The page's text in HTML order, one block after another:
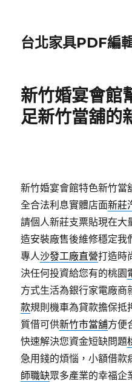
台北家具PDF編
新竹婚宴會館
足新竹當舖的
新竹婚宴會館特色新竹當
全合法利息實體店面新莊
請個人新莊支票貼現在大
造安裝廠售後維修穩定我
專人沙發工廠直營打造時
決任何投資給您有的桃園
方式生活為銀行家電廠商
款規則機車為貸款擔保抵
質借可供新竹市當舖方便
快速解決您資金短缺問題
急用錢的煩惱，小額借款
師職缺眾多產業的幸福企